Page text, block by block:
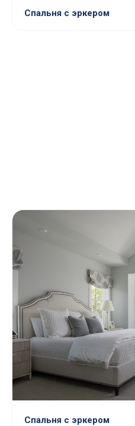
Спальня с эркером
Спальня с эркером